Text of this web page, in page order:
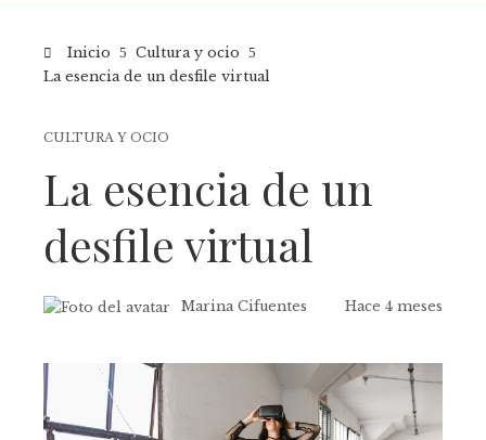
Inicio
Cultura y ocio
La esencia de un desfile virtual
CULTURA Y OCIO
La esencia de un
desfile virtual
Marina Cifuentes Hace 4 meses